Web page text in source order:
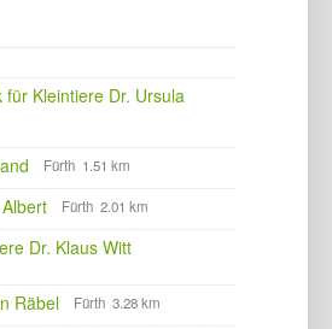
Kleintiere Dr. Ursula
Fürth 1.51 km
Fürth 2.01 km
Dr. Klaus Witt
Räbel Fürth 3.28 km